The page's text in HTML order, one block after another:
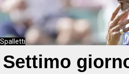
Spalletti
Settimo